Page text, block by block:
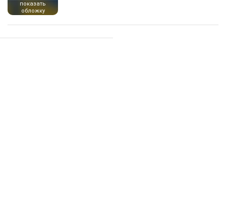
показать
обложку